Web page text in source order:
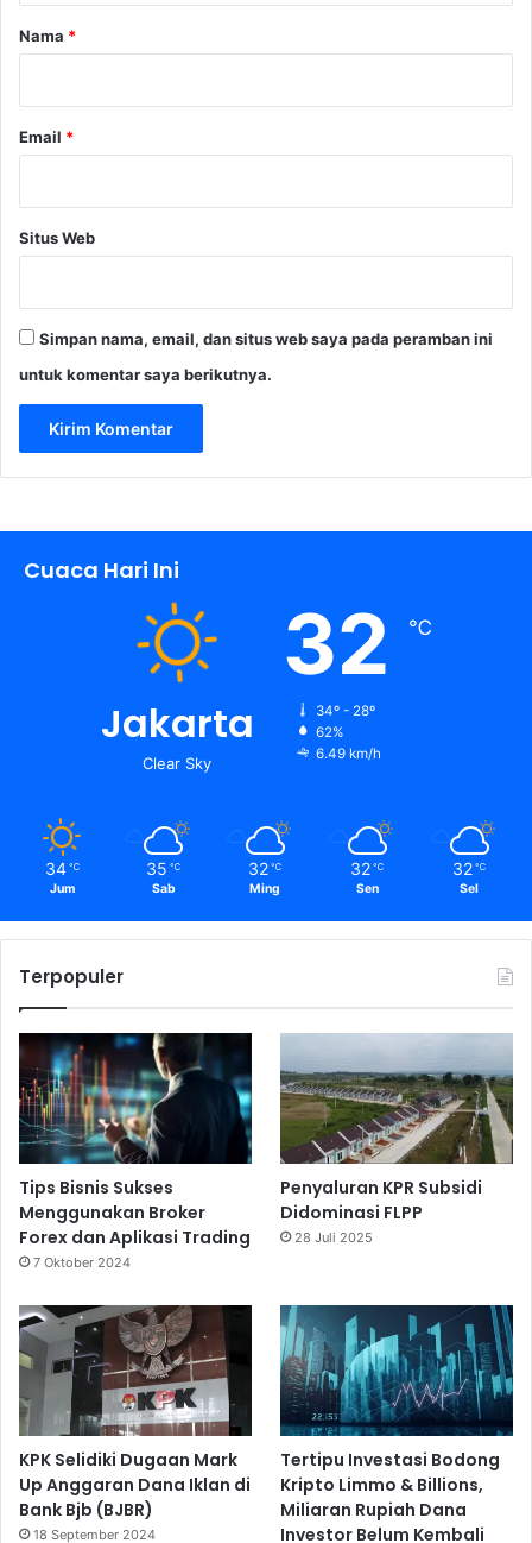
e
n
j
a
n
rNama *
Email *
Situs Web
Simpan nama, email, dan situs web saya pada peramban ini
untuk komentar saya berikutnya.
Cuaca Hari Ini
Jakarta
Clear Sky
32 ℃
34º - 28º
62%
6.49 km/h
34 ℃
Jum
35 ℃
Sab
32 ℃
Ming
32 ℃
Sen
32 ℃
Sel
Terpopuler
Tips Bisnis Sukses
Menggunakan Broker
Forex dan Aplikasi Trading
7 Oktober 2024
Penyaluran KPR Subsidi
Didominasi FLPP
28 Juli 2025
KPK Selidiki Dugaan Mark
Up Anggaran Dana Iklan di
Bank Bjb (BJBR)
18 September 2024
Tertipu Investasi Bodong
Kripto Limmo & Billions,
Miliaran Rupiah Dana
Investor Belum Kembali